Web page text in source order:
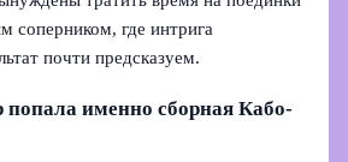
соперником, где интрига
почти предсказуем.
попала именно сборная Кабо-